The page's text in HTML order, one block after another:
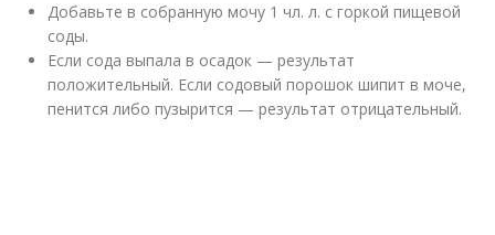
Добавьте в собранную мочу 1 чл. л. с горкой пищевой
соды.
Если сода выпала в осадок — результат
положительный. Если содовый порошок шипит в моче,
пенится либо пузырится — результат отрицательный.